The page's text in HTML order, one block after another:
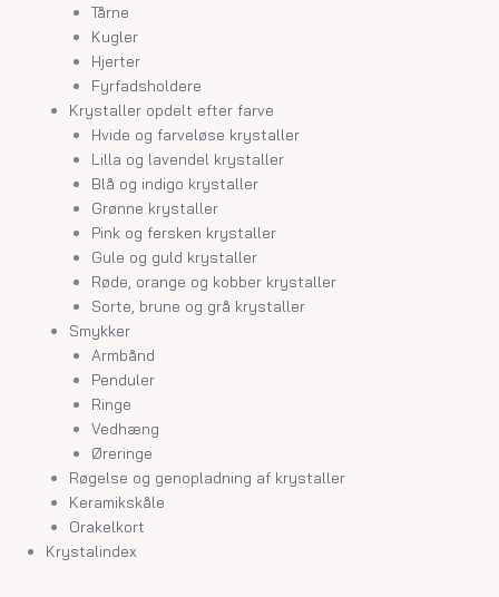
Tårne
Kugler
Hjerter
Fyrfadsholdere
Krystaller opdelt efter farve
Hvide og farveløse krystaller
Lilla og lavendel krystaller
Blå og indigo krystaller
Grønne krystaller
Pink og fersken krystaller
Gule og guld krystaller
Røde, orange og kobber krystaller
Sorte, brune og grå krystaller
Smykker
Armbånd
Penduler
Ringe
Vedhæng
Øreringe
Røgelse og genopladning af krystaller
Keramikskåle
Orakelkort
Krystalindex